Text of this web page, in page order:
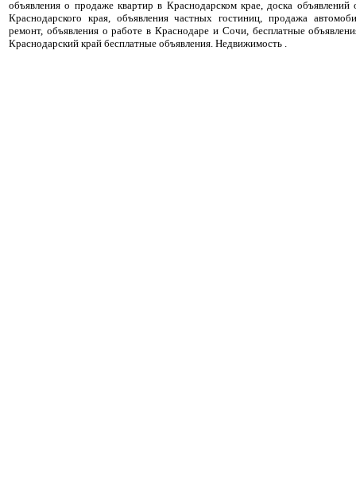
объявления о продаже квартир в Краснодарском крае, доска
Краснодарского края, объявления частных гостиниц, продажа
ремонт, объявления о работе в Краснодаре и Сочи, бесплатные
Краснодарский край бесплатные объявления. Недвижимость .